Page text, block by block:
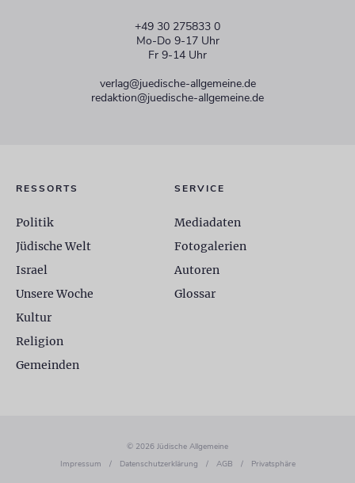
+49 30 275833 0
Mo-Do 9-17 Uhr
Fr 9-14 Uhr
verlag@juedische-allgemeine.de
redaktion@juedische-allgemeine.de
RESSORTS
Politik
Jüdische Welt
Israel
Unsere Woche
Kultur
Religion
Gemeinden
SERVICE
Mediadaten
Fotogalerien
Autoren
Glossar
© 2026 Jüdische Allgemeine
Impressum
/ Datenschutzerklärung / AGB / Privatsphäre